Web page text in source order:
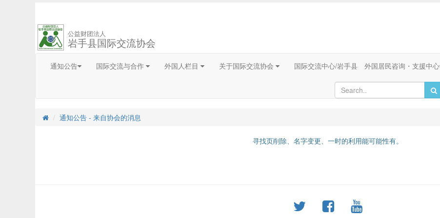
公益财团法人
岩手县国际交流协会
通知公告 国际交流与合作 外国人栏目 关于国际交流协会 国际交流中心/岩手县 外国居民咨询・支援中心
通知公告 - 来自协会的消息
寻找页削除、名字变更、一时的利用能可能性有。